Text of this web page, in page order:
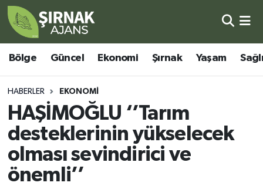
Bölge Güncel Ekonomi Şırnak Yaşam
HABERLER EKONOMI
HAŞİMOĞLU ‘’Tarım
desteklerinin yükselecek
olması sevindirici ve
önemli’’
Bölge
Güncel
Ekonomi
Şırnak
Yaşam
Şırnak Nöbetçi Eczaneler
Şırnak Hava Durumu
Şirnak Namaz Vakitleri
Şırnak Trafik Yoğunluk Haritası
Süper Lig Puan Durumu ve Fikstür